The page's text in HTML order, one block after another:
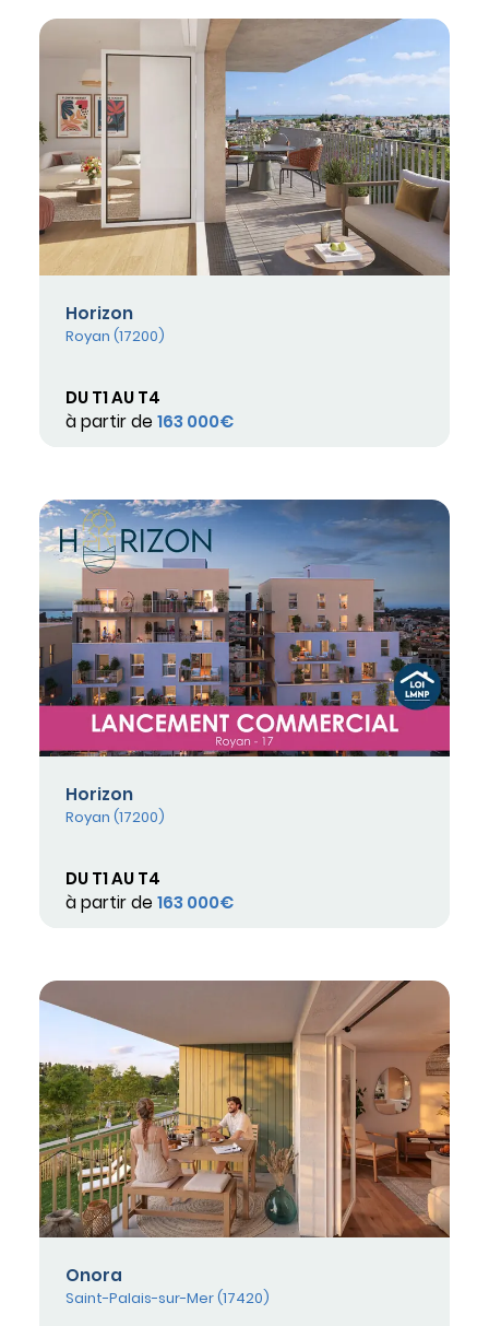
Horizon
Royan (17200)
DU T1 AU T4
à partir de 163 000€
Horizon
Royan (17200)
DU T1 AU T4
à partir de 163 000€
Onora
Saint-Palais-sur-Mer (17420)